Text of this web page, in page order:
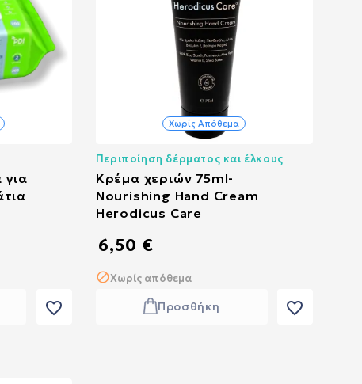
για
favorite_border
Χωρίς Απόθεμα
Περιποίηση δέρματος και έλκους
Κρέμα χεριών 75ml-
Nourishing Hand Cream
Herodicus Care
6,50 €
Χωρίς απόθεμα
Προσθήκη favorite_border